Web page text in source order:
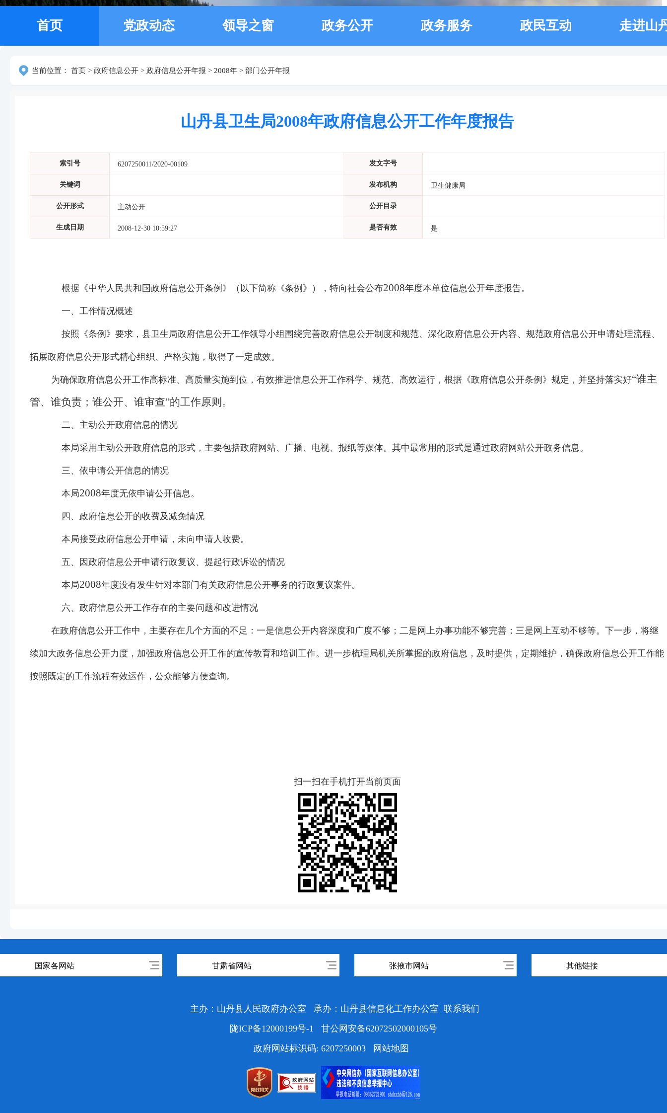
首页 党政动态 领导之窗 政务公开 政务服务 政民互动 走进山
当前位置： 首页 > 政府信息公开 > 政府信息公开年报 > 2008年 > 部门公开年报
山丹县卫生局2008年政府信息公开工作年度报告
索引号 6207250011/2020-00109 发文字号
关键词 发布机构 卫生健康局
公开形式 主动公开 公开目录
生成日期 2008-12-30 10:59:27 是否有效 是
根据《中华人民共和国政府信息公开条例》（以下简称《条例》），特向社会公布2008年度本单位信息公开年度报告。
一、工作情况概述
按照《条例》要求，县卫生局政府信息公开工作领导小组围绕完善政府信息公开制度和规范、深化政府信息公开内容、规范政府信息公开申请处理流程、
拓展政府信息公开形式精心组织、严格实施，取得了一定成效。
为确保政府信息公开工作高标准、高质量实施到位，有效推进信息公开工作科学、规范、高效运行，根据《政府信息公开条例》规定，并坚持落实好“谁主
管、谁负责；谁公开、谁审查”的工作原则。
二、主动公开政府信息的情况
本局采用主动公开政府信息的形式，主要包括政府网站、广播、电视、报纸等媒体。其中最常用的形式是通过政府网站公开政务信息。
三、依申请公开信息的情况
本局2008年度无依申请公开信息。
四、政府信息公开的收费及减免情况
本局接受政府信息公开申请，未向申请人收费。
五、因政府信息公开申请行政复议、提起行政诉讼的情况
本局2008年度没有发生针对本部门有关政府信息公开事务的行政复议案件。
六、政府信息公开工作存在的主要问题和改进情况
在政府信息公开工作中，主要存在几个方面的不足：一是信息公开内容深度和广度不够；二是网上办事功能不够完善；三是网上互动不够等。下一步，将继
续加大政务信息公开力度， 加强政府信息公开工作的宣传教育和培训工作。 进一步梳理局机关所掌握的政府信息，及时提供，定期维护，确保政府信息公开工作能
按照既定的工作流程有效运作，公众能够方便查询。
扫一扫在手机打开当前页面
国家各网站 甘肃省网站 张掖市网站 其他链接
主办：山丹县人民政府办公室 承办：山丹县信息化工作办公室 联系我们
陇ICP备12000199号-1
甘公网安备62072502000105号
政府网站标识码: 6207250003
网站地图